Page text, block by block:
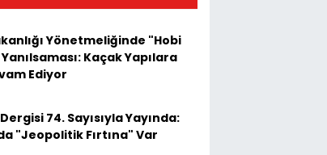
Yönetmeliğinde "Hobi
Kaçak Yapılara
Ediyor
74. Sayısıyla Yayında:
"Jeopolitik Fırtına" Var